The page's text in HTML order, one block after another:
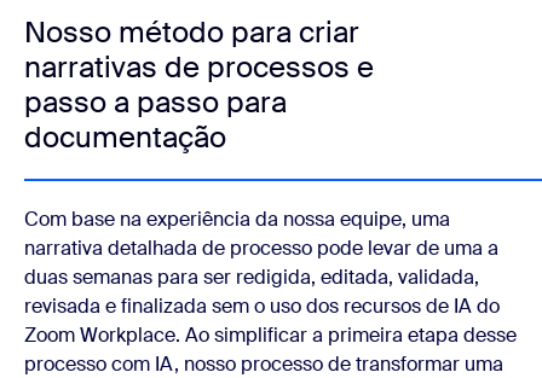
Nosso método para criar
narrativas de processos e
passo a passo para
documentação
Com base na experiência da nossa equipe, uma
narrativa detalhada de processo pode levar de uma a
duas semanas para ser redigida, editada, validada,
revisada e finalizada sem o uso dos recursos de IA do
Zoom Workplace. Ao simplificar a primeira etapa desse
processo com IA, nosso processo de transformar uma